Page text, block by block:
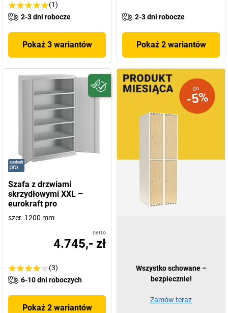
(1)
2-3 dni robocze
Pokaż 3 wariantów
2-3 dni robocze
Pokaż 2 wariantów
Szafa z drzwiami
skrzydłowymi XXL –
eurokraft pro
szer. 1200 mm
netto
4.745,- zł
(3)
6-10 dni roboczych
Pokaż 2 wariantów
Wszystko schowane –
bezpiecznie!
Zamów teraz